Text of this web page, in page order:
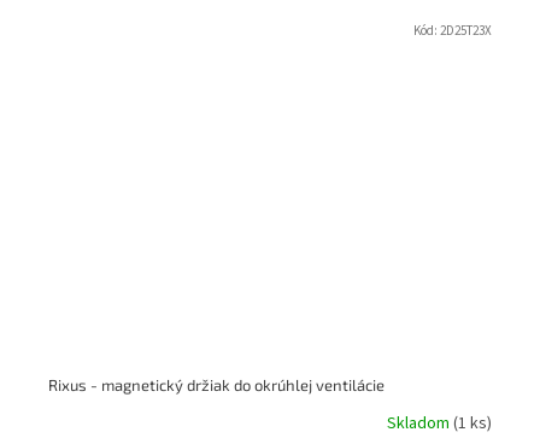
Rixus - magnetický držiak do okrúhlej ventilácie
Skladom (1 ks)
Kód: 2D25T23X